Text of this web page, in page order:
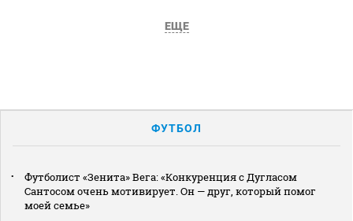
ЕЩЕ
ФУТБОЛ
Футболист «Зенита» Вега: «Конкуренция с Дугласом
Сантосом очень мотивирует. Он — друг, который помог
моей семье»